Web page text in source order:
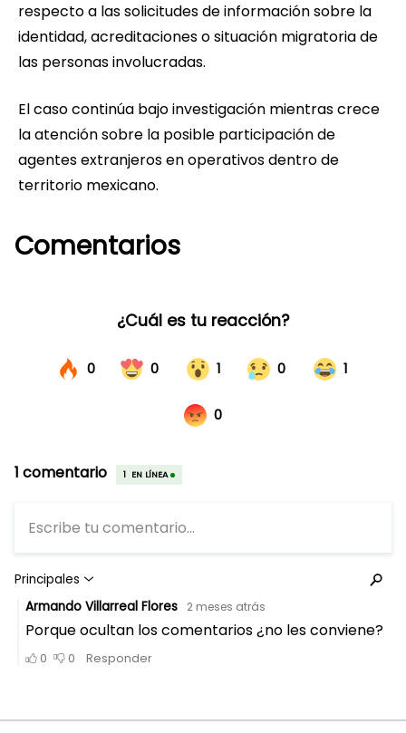
respecto a las solicitudes de información sobre la
identidad, acreditaciones o situación migratoria de
las personas involucradas.
El caso continúa bajo investigación mientras crece
la atención sobre la posible participación de
agentes extranjeros en operativos dentro de
territorio mexicano.
Comentarios